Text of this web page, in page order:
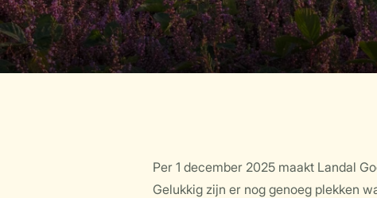
Per 1 december 2025 maakt Landal
Gelukkig zijn er nog genoeg plekken